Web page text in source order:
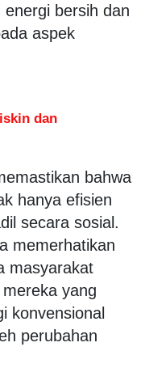
bersih dan
aspek
dan
bahwa
hanya efisien
secara sosial.
memerhatikan
masyarakat
yang
konvensional
perubahan